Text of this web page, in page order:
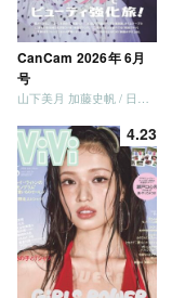
CanCam 2026年 6月
号
4.23